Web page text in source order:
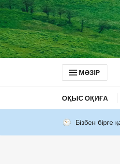
МӘЗІР
ОҚЫС ОҚИҒА
Бізбен бірге